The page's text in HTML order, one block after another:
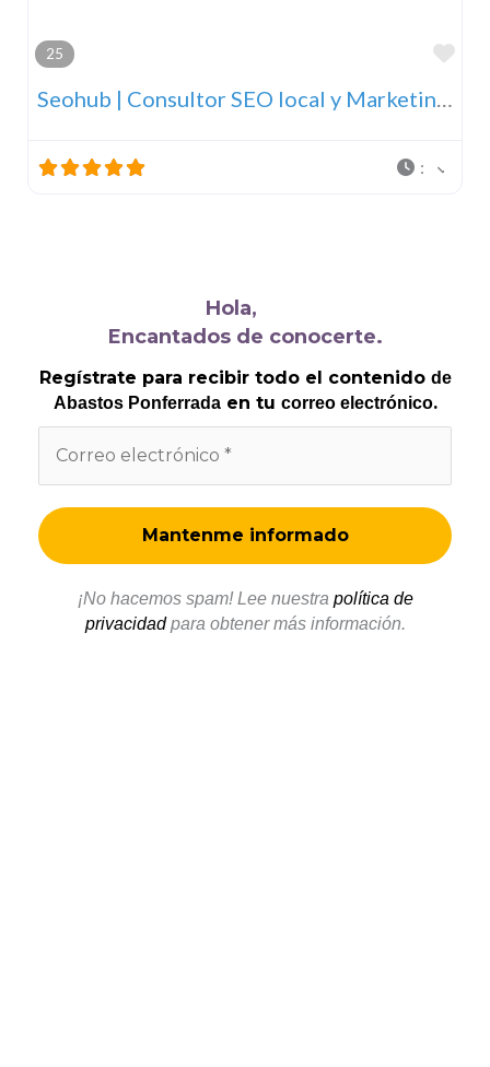
25
Seohub | Consultor SEO local y Marketing Digital
:
Hola,
Encantados de conocerte.
Regístrate para recibir todo el contenido de
Abastos Ponferradaen tu correo electrónico.
¡No hacemos spam! Lee nuestra política de
privacidadpara obtener más información.